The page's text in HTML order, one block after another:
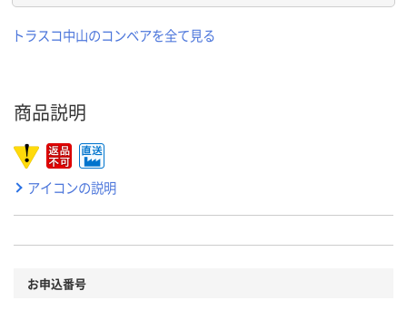
トラスコ中山のコンベアを全て見る
商品説明
アイコンの説明
お申込番号